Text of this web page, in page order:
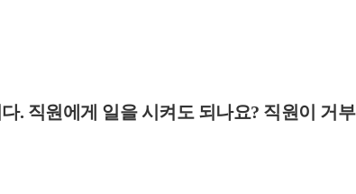
. 직원에게 일을 시켜도 되나요? 직원이 거부